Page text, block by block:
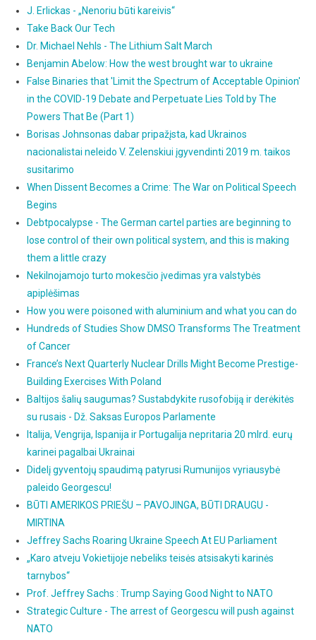
J. Erlickas - „Nenoriu būti kareivis“
Take Back Our Tech
Dr. Michael Nehls - The Lithium Salt March
Benjamin Abelow: How the west brought war to ukraine
False Binaries that 'Limit the Spectrum of Acceptable Opinion'
in the COVID-19 Debate and Perpetuate Lies Told by The
Powers That Be (Part 1)
Borisas Johnsonas dabar pripažįsta, kad Ukrainos
nacionalistai neleido V. Zelenskiui įgyvendinti 2019 m. taikos
susitarimo
When Dissent Becomes a Crime: The War on Political Speech
Begins
Debtpocalypse - The German cartel parties are beginning to
lose control of their own political system, and this is making
them a little crazy
Nekilnojamojo turto mokesčio įvedimas yra valstybės
apiplėšimas
How you were poisoned with aluminium and what you can do
Hundreds of Studies Show DMSO Transforms The Treatment
of Cancer
France’s Next Quarterly Nuclear Drills Might Become Prestige-
Building Exercises With Poland
Baltijos šalių saugumas? Sustabdykite rusofobiją ir derėkitės
su rusais - Dž. Saksas Europos Parlamente
Italija, Vengrija, Ispanija ir Portugalija nepritaria 20 mlrd. eurų
karinei pagalbai Ukrainai
Didelį gyventojų spaudimą patyrusi Rumunijos vyriausybė
paleido Georgescu!
BŪTI AMERIKOS PRIEŠU – PAVOJINGA, BŪTI DRAUGU -
MIRTINA
Jeffrey Sachs Roaring Ukraine Speech At EU Parliament
„Karo atveju Vokietijoje nebeliks teisės atsisakyti karinės
tarnybos“
Prof. Jeffrey Sachs : Trump Saying Good Night to NATO
Strategic Culture - The arrest of Georgescu will push against
NATO